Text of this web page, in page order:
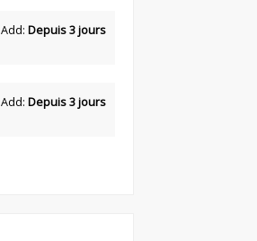
Add: Depuis 3 jours
Add: Depuis 3 jours